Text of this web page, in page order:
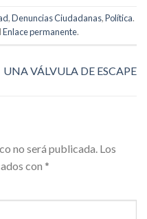
,Denuncias Ciudadanas,Política.
Enlace permanente.
UNA VÁLVULA DE ESCAPE
no será publicada. Los
con *